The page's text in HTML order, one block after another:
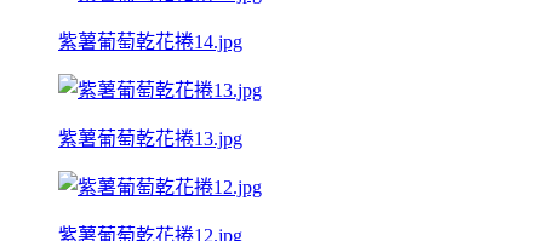
紫薯葡萄乾花捲14.jpg
紫薯葡萄乾花捲13.jpg
紫薯葡萄乾花捲12.jpg